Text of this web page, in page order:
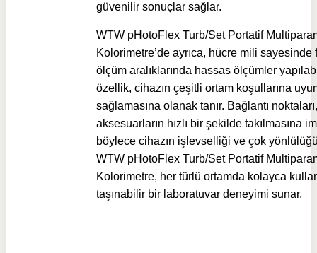
güvenilir sonuçlar sağlar.
WTW pHotoFlex Turb/Set Portatif
Kolorimetre’de ayrıca, hücre mili sayesinde
ölçüm aralıklarında hassas ölçümler
özellik, cihazın çeşitli ortam koşullarına
sağlamasına olanak tanır. Bağlantı
aksesuarların hızlı bir şekilde takılmasına
böylece cihazın işlevselliği ve çok
WTW pHotoFlex Turb/Set Portatif
Kolorimetre, her türlü ortamda kolayca
taşınabilir bir laboratuvar deneyimi sunar.